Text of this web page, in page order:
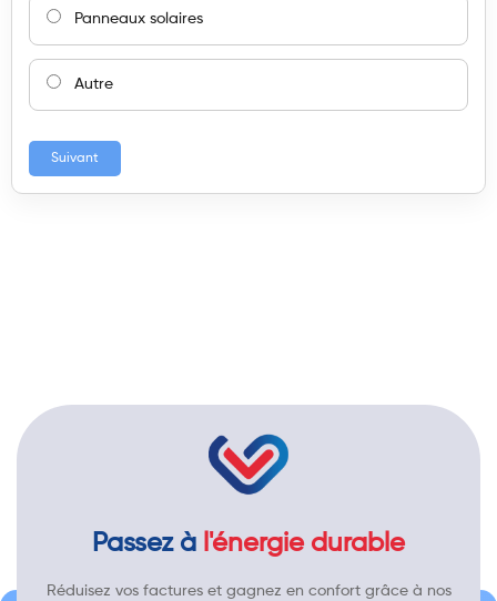
Panneaux solaires
Autre
Suivant
Passez à l'énergie durable
Réduisez vos factures et gagnez en confort grâce à nos